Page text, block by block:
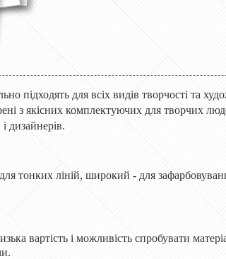
підходять для всіх видів творчості та
з якісних комплектуючих для творчих
дизайнерів.
тонких ліній, широкий - для
вартість і можливість спробувати